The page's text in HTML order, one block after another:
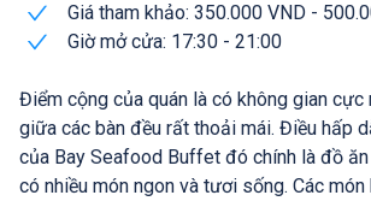
Giá tham khảo: 350.000 VND -
Giờ mở cửa: 17:30 - 21:00
Điểm cộng của quán là có không gian cực
giữa các bàn đều rất thoải mái. Điều hấp
của Bay Seafood Buffet đó chính là đồ
có nhiều món ngon và tươi sống. Các